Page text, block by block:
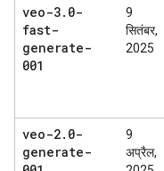
veo-3. 0-
fast-
generate-
001
9
सितंबर,
2025
veo-2. 0-
generate-
9
अप्रैल,